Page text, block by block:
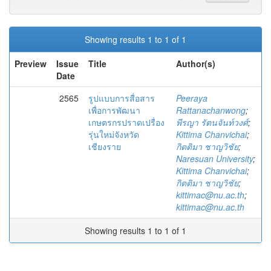
Showing results 1 to 1 of 1
Preview
Issue
Date
Title Author(s)
2565
รูปแบบการสื่อสาร
เพื่อการพัฒนา
เกษตรกรปราดเปรื่อง
รุ่นใหม่จังหวัด
เชียงราย
Peeraya
Rattanachanwong;
พีรญา รัตนจันท์วงศ์;
Kittima Chanvichai;
กิตติมา ชาญวิชัย;
Naresuan University;
Kittima Chanvichai;
กิตติมา ชาญวิชัย;
kittimac@nu.ac.th;
kittimac@nu.ac.th
Showing results 1 to 1 of 1